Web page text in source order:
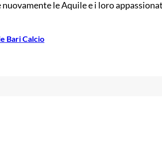
le Aquile e i loro
Bari Calcio